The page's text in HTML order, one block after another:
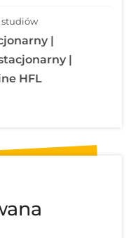
studiów
|
|
HFL